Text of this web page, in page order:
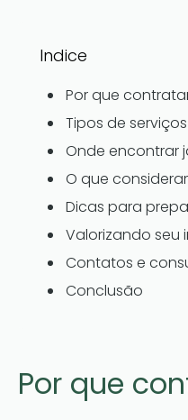
Indice
Por que
Tipos de
Onde encontrar
O que
Dicas para
Valorizando seu
Contatos e
Conclusão
Por que